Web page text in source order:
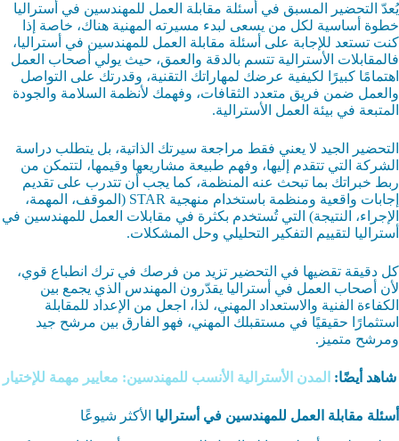
يُعدّ التحضير المسبق في أسئلة مقابلة العمل للمهندسين في أستراليا
خطوة أساسية لكل من يسعى لبدء مسيرته المهنية هناك، خاصة إذا
كنت تستعد للإجابة على أسئلة مقابلة العمل للمهندسين في أستراليا،
فالمقابلات الأسترالية تتسم بالدقة والعمق، حيث يولي أصحاب العمل
اهتمامًا كبيرًا لكيفية عرضك لمهاراتك التقنية، وقدرتك على التواصل
والعمل ضمن فريق متعدد الثقافات، وفهمك لأنظمة السلامة والجودة
المتبعة في بيئة العمل الأسترالية.
التحضير الجيد لا يعني فقط مراجعة سيرتك الذاتية، بل يتطلب دراسة
الشركة التي تتقدم إليها، وفهم طبيعة مشاريعها وقيمها، لتتمكن من
ربط خبراتك بما تبحث عنه المنظمة، كما يجب أن تتدرب على تقديم
إجابات واقعية ومنظمة باستخدام منهجية STAR (الموقف، المهمة،
الإجراء، النتيجة) التي تُستخدم بكثرة في مقابلات العمل للمهندسين في
أستراليا لتقييم التفكير التحليلي وحل المشكلات.
كل دقيقة تقضيها في التحضير تزيد من فرصك في ترك انطباع قوي،
لأن أصحاب العمل في أستراليا يقدّرون المهندس الذي يجمع بين
الكفاءة الفنية والاستعداد المهني، لذا، اجعل من الإعداد للمقابلة
استثمارًا حقيقيًا في مستقبلك المهني، فهو الفارق بين مرشح جيد
ومرشح متميز.
شاهد أيضًا: المدن الأسترالية الأنسب للمهندسين: معايير مهمة للإختيار
أسئلة مقابلة العمل للمهندسين في أستراليا الأكثر شيوعًا